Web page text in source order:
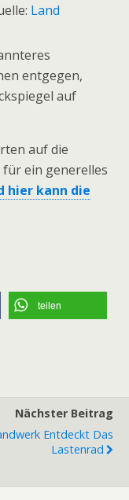
Land
entgegen,
auf
auf die
für ein generelles
hier kann die
teilen
Nächster Beitrag
Entdeckt Das
Lastenrad